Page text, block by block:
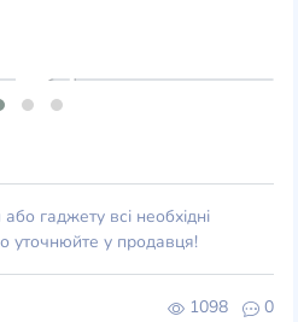
гаджету всі необхідні
уточнюйте у продавця!
1098 0